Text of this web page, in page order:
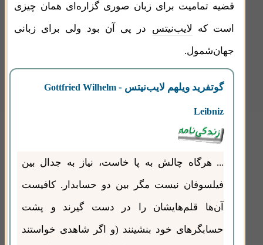
قضیه تمامیت برای زبان صوری ‌گزاره‌ای همان چیزی
است که لایب‌نیتس در پی آن بود ولی برای زبانی
جهان‌شمول.
گوتفرید ویلهم لایب‌نیتس -
Gottfried Wilhelm
Leibniz
... هرگاه چالش به پا خاست، نیاز به جدال بین
فیلسوفان نیست مگر بین دو حسابدار. کافیست
آن‌ها قلم‌هایشان را در دست گیرند و پشت
حسابگرهای خود بنشینند (و اگر شاهدی خواستند